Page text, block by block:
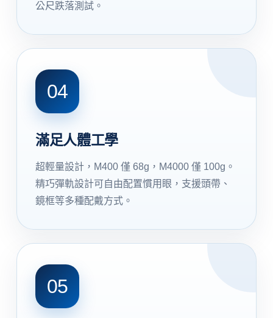
公尺跌落測試。
04
滿足人體工學
超輕量設計，M400 僅 68g，M4000 僅 100g。
精巧彈軌設計可自由配置慣用眼，支援頭帶、
鏡框等多種配戴方式。
05